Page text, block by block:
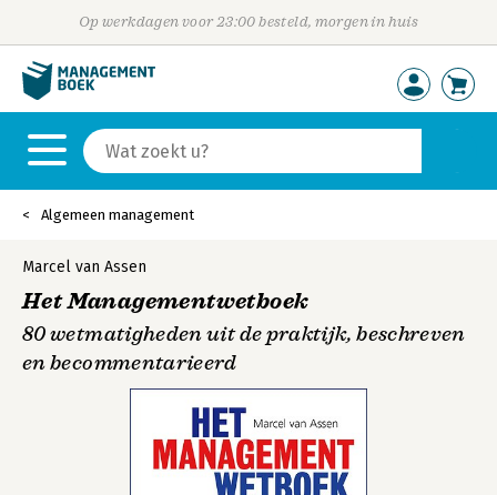
Op werkdagen voor 23:00 besteld, morgen in huis
Algemeen management
Marcel van Assen
Het Managementwetboek
80 wetmatigheden uit de praktijk, beschreven
en becommentarieerd